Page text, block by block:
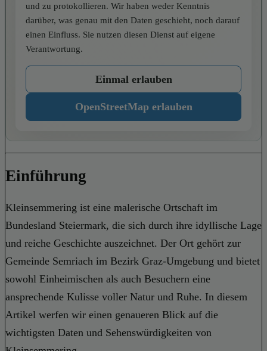
und zu protokollieren. Wir haben weder Kenntnis
darüber, was genau mit den Daten geschieht, noch darauf
einen Einfluss. Sie nutzen diesen Dienst auf eigene
Verantwortung.
Einmal erlauben
OpenStreetMap erlauben
Einführung
Kleinsemmering ist eine malerische Ortschaft im
Bundesland Steiermark, die sich durch ihre idyllische Lage
und reiche Geschichte auszeichnet. Der Ort gehört zur
Gemeinde Semriach im Bezirk Graz-Umgebung und bietet
sowohl Einheimischen als auch Besuchern eine
ansprechende Kulisse voller Natur und Ruhe. In diesem
Artikel werfen wir einen genaueren Blick auf die
wichtigsten Daten und Sehenswürdigkeiten von